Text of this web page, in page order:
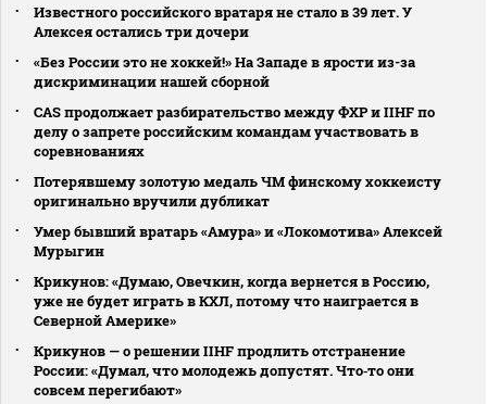
Известного российского вратаря не стало в 39 лет. У
Алексея остались три дочери
«Без России это не хоккей!» На Западе в ярости из-за
дискриминации нашей сборной
CAS продолжает разбирательство между ФХР и IIHF по
делу о запрете российским командам участвовать в
соревнованиях
Потерявшему золотую медаль ЧМ финскому хоккеисту
оригинально вручили дубликат
Умер бывший вратарь «Амура» и «Локомотива» Алексей
Мурыгин
Крикунов: «Думаю, Овечкин, когда вернется в Россию,
уже не будет играть в КХЛ, потому что наиграется в
Северной Америке»
Крикунов — о решении IIHF продлить отстранение
России: «Думал, что молодежь допустят. Что‑то они
совсем перегибают»